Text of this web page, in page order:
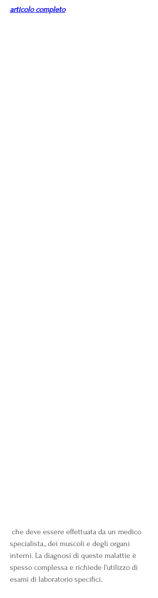
articolo completo
specialista., dei muscoli e degli organi
interni. La diagnosi di queste malattie è
spesso complessa e richiede l'utilizzo di
esami di laboratorio specifici.